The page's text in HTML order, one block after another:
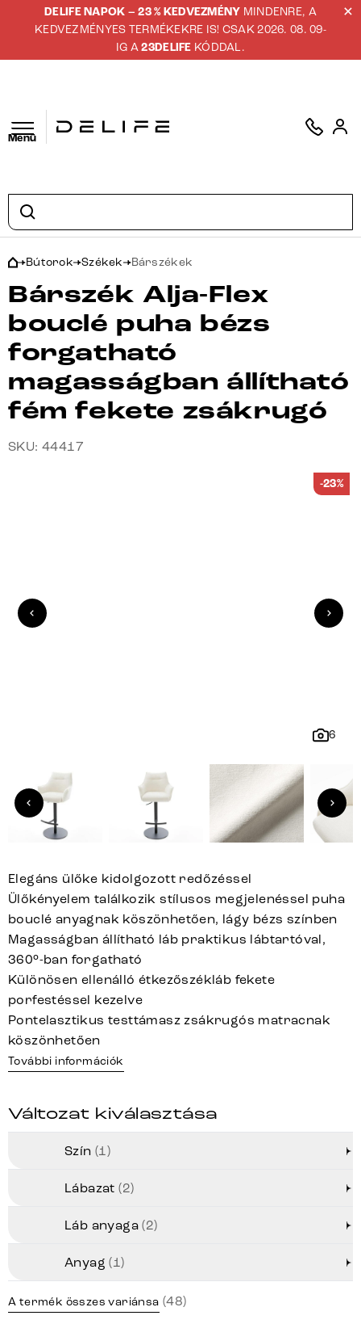
DELIFE NAPOK – 23 % KEDVEZMÉNY MINDENRE, A
KEDVEZMÉNYES TERMÉKEKRE IS! CSAK 2026. 08. 09-
IG A23DELIFE KÓDDAL.
Menü
Bútorok Székek Bárszékek
Bárszék Alja-Flex
bouclé puha bézs
forgatható
magasságban állítható
fém fekete zsákrugó
SKU: 44417
6
-23%
Elegáns ülőke kidolgozott redőzéssel
Ülőkényelem találkozik stílusos megjelenéssel puha
bouclé anyagnak köszönhetően, lágy bézs színben
Magasságban állítható láb praktikus lábtartóval,
360°-ban forgatható
Különösen ellenálló étkezőszékláb fekete
porfestéssel kezelve
Pontelasztikus testtámasz zsákrugós matracnak
köszönhetően
További információk
Változat kiválasztása
Szín (1)
Lábazat(2)
Láb anyaga(2)
Anyag(1)
A termék összes variánsa (48)